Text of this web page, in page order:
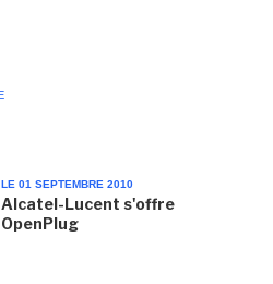
LE 01 SEPTEMBRE 2010
Alcatel-Lucent s'offre
OpenPlug